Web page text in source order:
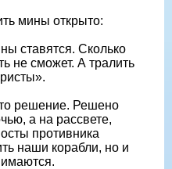
мины открыто:
ставятся. Сколько
не сможет. А тралить
решение. Решено
а на рассвете,
противника
наши корабли, но и